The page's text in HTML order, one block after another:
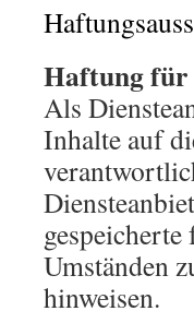
Haftung
Als
Inhalte auf
Umständen
hinweisen.